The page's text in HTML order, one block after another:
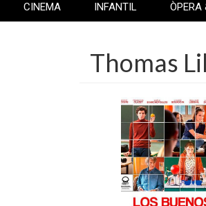
CINEMA
INFANTIL
ÒPERA
Thomas